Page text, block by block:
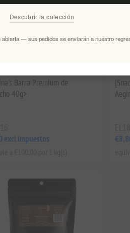
Barra Premium de
40g>
excl impuestos
Descubrir la colección
abierta — sus pedidos se enviarán a nuestro